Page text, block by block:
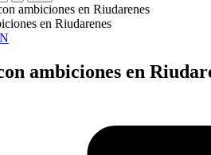
ambiciones en Riudarenes
ambiciones en